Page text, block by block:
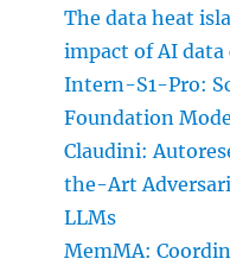
The data heat
impact of AI
Intern-S1-Pro:
Foundation
Claudini:
the-Art
LLMs
MemMA: